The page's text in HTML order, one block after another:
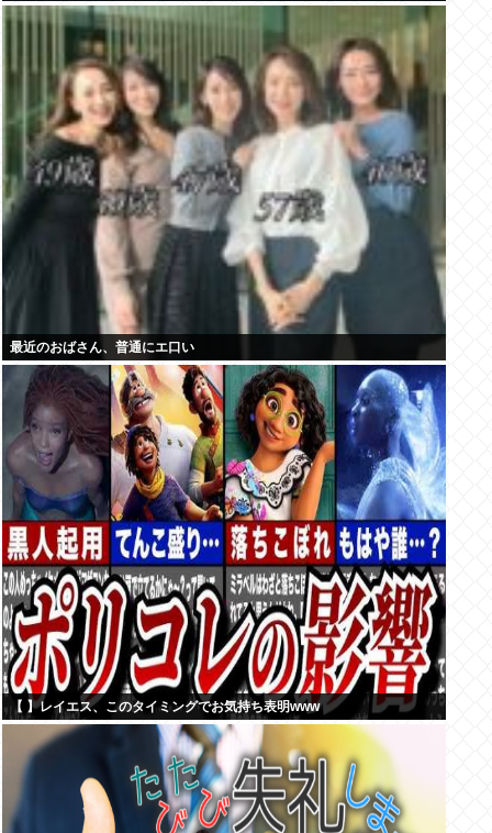
最近のおばさん、普通にエ口い
【 】レイエス、このタイミングでお気持ち表明www